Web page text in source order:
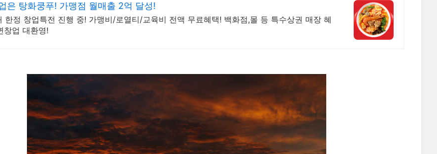
마라탕 창업은 탕화쿵푸! 가맹점 월매출 2억 달성!
한정 창업특전 진행 중! 가맹비/로열티/교육비 전액 무료혜택! 백화점,몰 등 특수상권 매장 혜
창업 대환영!